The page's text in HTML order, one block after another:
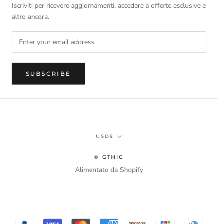
Iscriviti per ricevere aggiornamenti, accedere a offerte esclusive e
altro ancora.
SUBSCRIBE
Currency
USD$
© GTHIC
Alimentato da Shopify